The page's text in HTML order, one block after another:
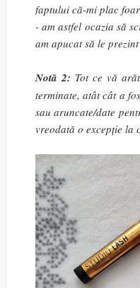
faptului că-mi plac
- am astfel ocazia să
am apucat să le
Notă 2: Tot ce vă
terminate, atât cât a
sau aruncate/date
vreodată o excepție la